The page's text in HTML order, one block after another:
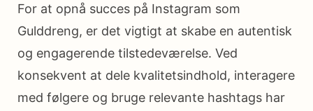
For at opnå succes på Instagram som
Gulddreng, er det vigtigt at skabe en autentisk
og engagerende tilstedeværelse. Ved
konsekvent at dele kvalitetsindhold, interagere
med følgere og bruge relevante hashtags har